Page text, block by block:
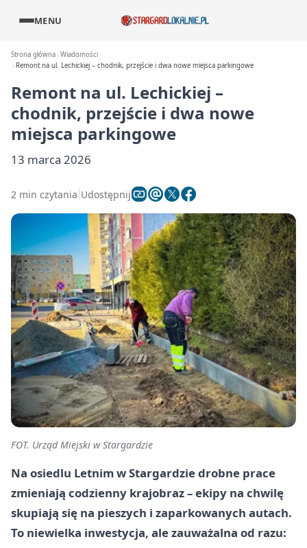
MENU
Strona główna Wiadomości
Remont na ul. Lechickiej – chodnik, przejście i dwa nowe miejsca parkingowe
Remont na ul. Lechickiej –
chodnik, przejście i dwa nowe
miejsca parkingowe
13 marca 2026
2 min czytania Udostępnij
FOT. Urząd Miejski w Stargardzie
Na osiedlu Letnim w Stargardzie drobne prace
zmieniają codzienny krajobraz – ekipy na chwilę
skupiają się na pieszych i zaparkowanych autach.
To niewielka inwestycja, ale zauważalna od razu: